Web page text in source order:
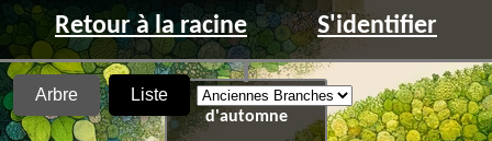
Retour à la racine S'identifier
Arbre Liste
Cette nuit
d'automne